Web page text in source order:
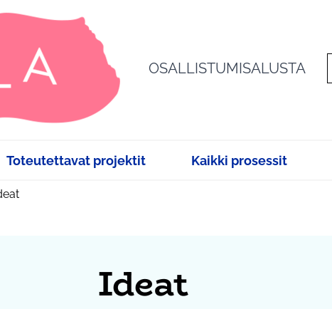
OSALLISTUMISALUSTA
Toteutettavat projektit Kaikki prosessit
Ideat